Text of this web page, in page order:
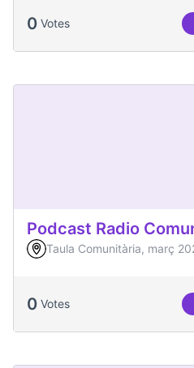
0 Votes
Podcast Radio
Taula Comunitària, març
0 Votes